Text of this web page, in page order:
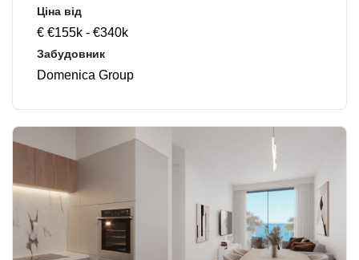
Ціна від
€ €155k - €340k
Забудовник
Domenica Group